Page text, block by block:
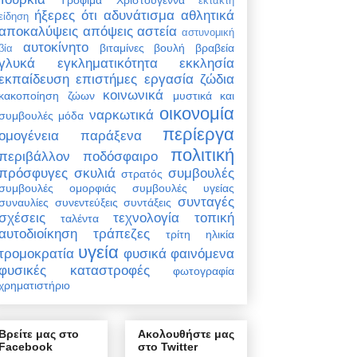
ήξερες ότι αδυνάτισμα αθλητικά
απόψεις αστεία αστυνομική
αυτοκίνητο βιταμίνες βουλή βραβεία
εγκληματικότητα
εκκλησία
επιστήμες εργασία ζώδια
ζώων κοινωνικά
μυστικά και
μόδα ναρκωτικά οικονομία
παράξενα περίεργα
ποδόσφαιρο πολιτική
σκυλιά στρατός συμβουλές
ομορφιάς
συμβουλές υγείας
συνεντεύξεις συντάξεις συνταγές
ταλέντα τεχνολογία
τοπική
τράπεζες τρίτη ηλικία
υγεία φυσικά φαινόμενα
καταστροφές
φωτογραφία
μας στο
Ακολουθήστε μας
στο Twitter